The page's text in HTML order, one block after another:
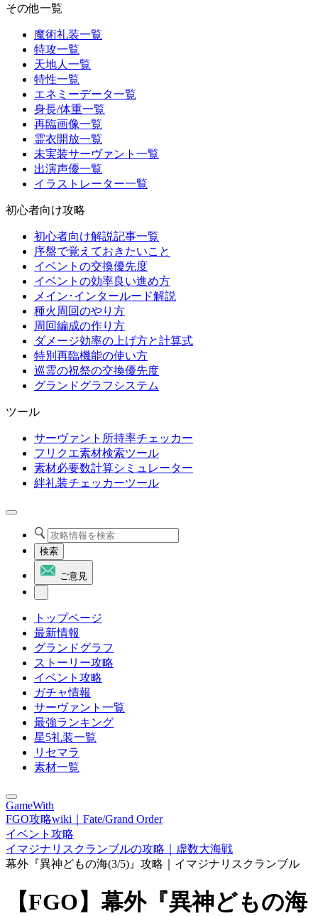
その他一覧
魔術礼装一覧
特攻一覧
天地人一覧
特性一覧
エネミーデータ一覧
身長/体重一覧
再臨画像一覧
霊衣開放一覧
未実装サーヴァント一覧
出演声優一覧
イラストレーター一覧
初心者向け攻略
初心者向け解説記事一覧
序盤で覚えておきたいこと
イベントの交換優先度
イベントの効率良い進め方
メイン･インタールード解説
種火周回のやり方
周回編成の作り方
ダメージ効率の上げ方と計算式
特別再臨機能の使い方
巡霊の祝祭の交換優先度
グランドグラフシステム
ツール
サーヴァント所持率チェッカー
フリクエ素材検索ツール
素材必要数計算シミュレーター
絆礼装チェッカーツール
検索
ご意見
トップページ
最新情報
グランドグラフ
ストーリー攻略
イベント攻略
ガチャ情報
サーヴァント一覧
最強ランキング
星5礼装一覧
リセマラ
素材一覧
GameWith
FGO攻略wiki｜Fate/Grand Order
イベント攻略
イマジナリスクランブルの攻略｜虚数大海戦
幕外『異神どもの海(3/5)』攻略｜イマジナリスクランブル
【FGO】幕外『異神どもの海